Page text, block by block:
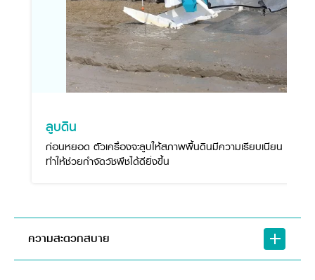
ลูบดิน
ก่อนหยอด ตัวเครื่องจะลูบให้สภาพพื้นดินมีความเรียบเนียน
ทำให้ช่วยกำจัดวัชพืชได้ดียิ่งขึ้น
ความสะดวกสบาย